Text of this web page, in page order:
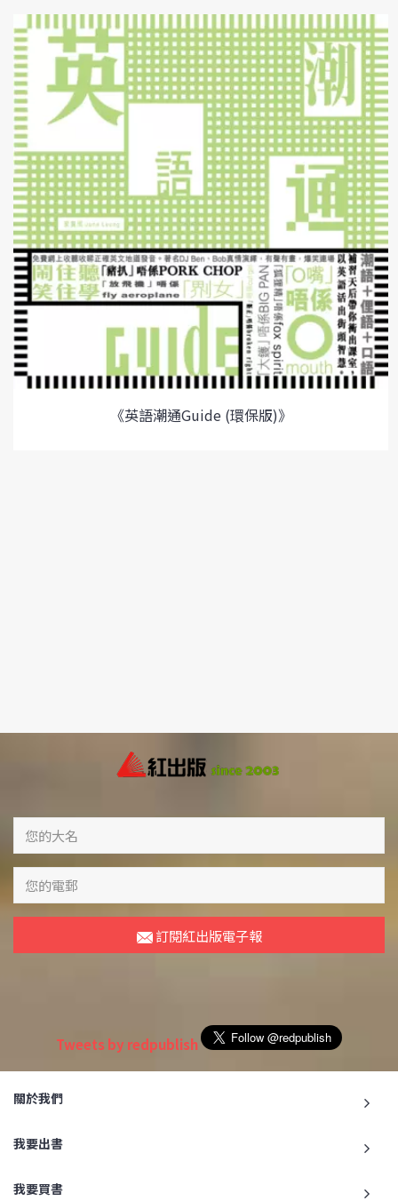
《英語潮通Guide (環保版)》
訂閱紅出版電子報
Tweets by redpublish
關於我們
我要出書
我要買書